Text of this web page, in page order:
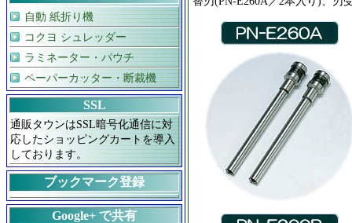
自動 紙折り機
コクヨ シュレッダー
ラミネーター・パウチ
ペーパーカッター・断裁機
SSL
通販タウンはSSL暗号化通信に対
応したショッピングカートを導入
しております。
ブックマーク登録
Google+ で共有